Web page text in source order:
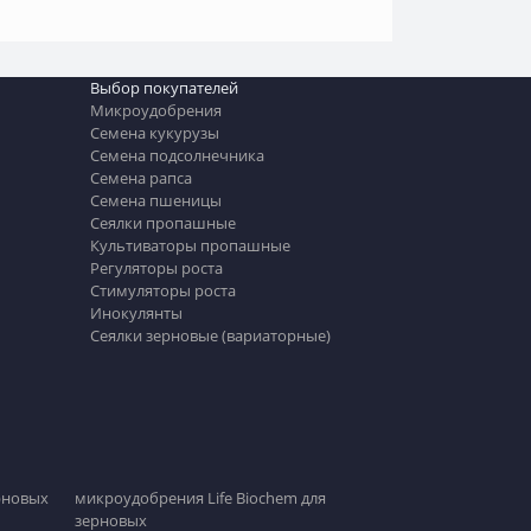
Выбор покупателей
Микроудобрения
Семена кукурузы
Семена подсолнечника
Семена рапса
Семена пшеницы
Сеялки пропашные
Культиваторы пропашные
Регуляторы роста
Стимуляторы роста
Инокулянты
Сеялки зерновые (вариаторные)
микроудобрения Life Biochem для
зерновых